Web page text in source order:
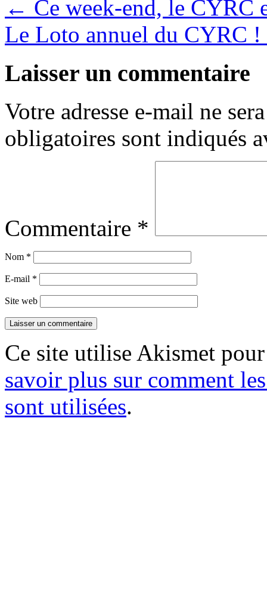
← Ce week-end, le CYRC
Le Loto annuel du CYRC !
Laisser un commentaire
Votre adresse e-mail ne
obligatoires sont indiqués
Commentaire *
Nom *
E-mail *
Site web
Ce site utilise Akismet
savoir plus sur comment
sont utilisées.